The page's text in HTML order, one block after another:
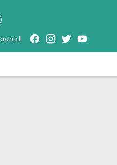
الجمعة 7 أغسطس 2026